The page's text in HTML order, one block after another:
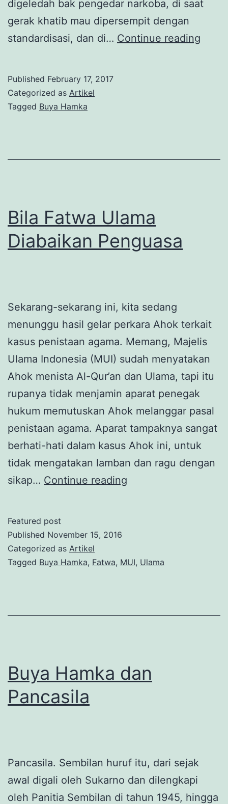
digeledah bak pengedar narkoba, di saat
gerak khatib mau dipersempit dengan
standardisasi, dan di… Continue reading
Published February 17, 2017
Categorized as Artikel
Tagged Buya Hamka
Bila Fatwa Ulama
Diabaikan Penguasa
Sekarang-sekarang ini, kita sedang
menunggu hasil gelar perkara Ahok terkait
kasus penistaan agama. Memang, Majelis
Ulama Indonesia (MUI) sudah menyatakan
Ahok menista Al-Qur’an dan Ulama, tapi itu
rupanya tidak menjamin aparat penegak
hukum memutuskan Ahok melanggar pasal
penistaan agama. Aparat tampaknya sangat
berhati-hati dalam kasus Ahok ini, untuk
tidak mengatakan lamban dan ragu dengan
sikap… Continue reading
Featured post
Published November 15, 2016
Categorized as Artikel
Tagged Buya Hamka, Fatwa, MUI, Ulama
Buya Hamka dan
Pancasila
Pancasila. Sembilan huruf itu, dari sejak
awal digali oleh Sukarno dan dilengkapi
oleh Panitia Sembilan di tahun 1945, hingga